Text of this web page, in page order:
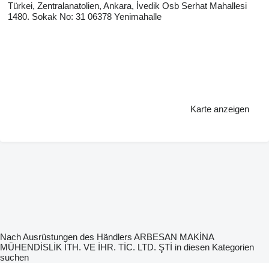
Türkei, Zentralanatolien, Ankara, İvedik Osb Serhat Mahallesi
1480. Sokak No: 31 06378 Yenimahalle
Karte anzeigen
Nach Ausrüstungen des Händlers ARBESAN MAKİNA
MÜHENDİSLİK İTH. VE İHR. TİC. LTD. ŞTİ in diesen Kategorien
suchen